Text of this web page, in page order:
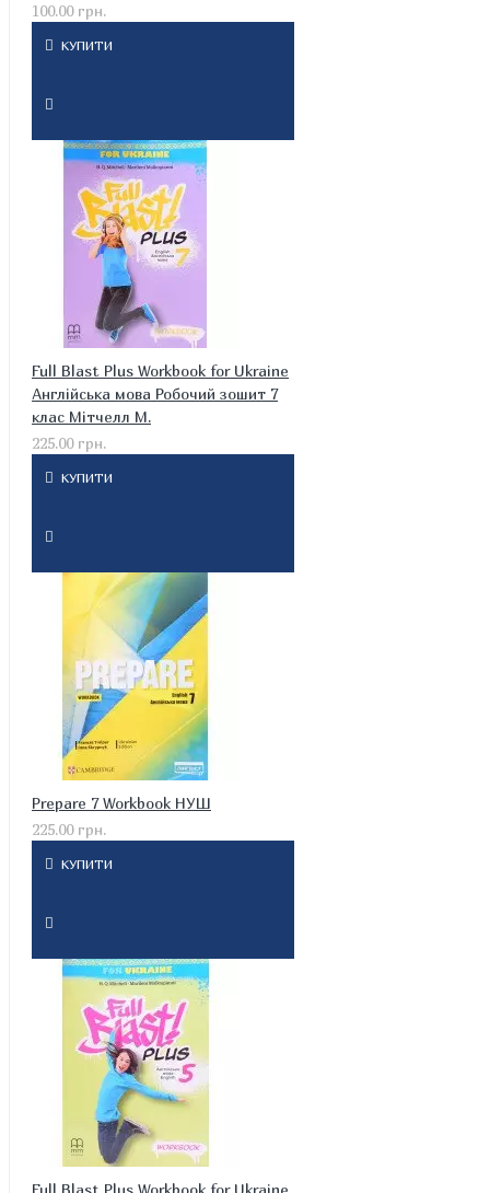
100.00 грн.
КУПИТИ
Full Blast Plus Workbook for Ukraine
Англійська мова Робочий зошит 7
клас Мітчелл М.
225.00 грн.
КУПИТИ
Prepare 7 Workbook НУШ
225.00 грн.
КУПИТИ
Full Blast Plus Workbook for Ukraine